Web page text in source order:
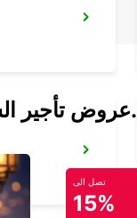
عروض تأجير السيارات والحافلات اليوم.
تصل الى
15%